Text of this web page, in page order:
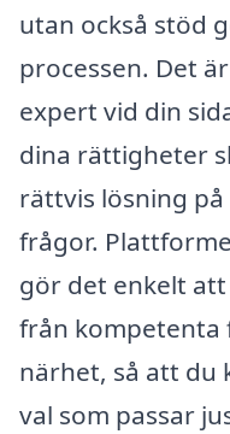
utan också stöd
processen. Det
expert vid din
dina rättigheter
rättvis lösning
frågor.
gör det enkelt
från kompetenta
närhet, så att du
val som passar